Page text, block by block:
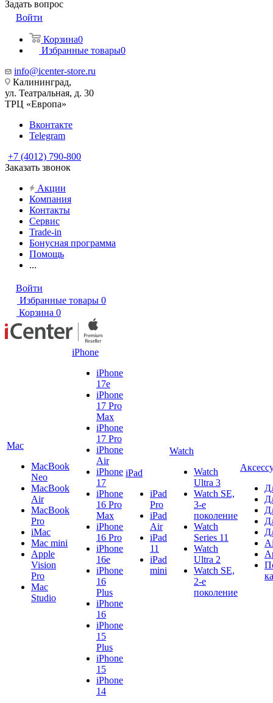
Задать вопрос
Войти
Корзина0
Избранные товары0
info@icenter-store.ru
Калининград,
ул. Театральная, д. 30
ТРЦ «Европа»
Вконтакте
Telegram
+7 (4012) 790-800
Заказать звонок
Акции
Компания
Контакты
Сервис
Trade-in
Бонусная программа
Помощь
...
Войти
Избранные товары 0
Корзина 0
Mac
MacBook
Neo
MacBook
Air
MacBook
Pro
iMac
Mac mini
Apple
Vision
Pro
Mac
Studio
iPhone
iPhone
17e
iPhone
17 Pro
Max
iPhone
17 Pro
iPhone
Air
iPhone
17
iPhone
16 Pro
Max
iPhone
16 Pro
iPhone
16e
iPhone
16
Plus
iPhone
16
iPhone
15
Plus
iPhone
15
iPhone
14
iPad
iPad
Pro
iPad
Air
iPad
11
iPad
mini
Watch
Watch
Ultra 3
Watch SE,
3-е
поколение
Watch
Series 11
Watch
Ultra 2
Watch SE,
2-е
поколение